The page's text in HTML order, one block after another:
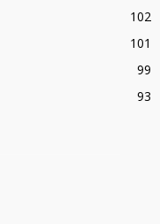
102
101
99
93